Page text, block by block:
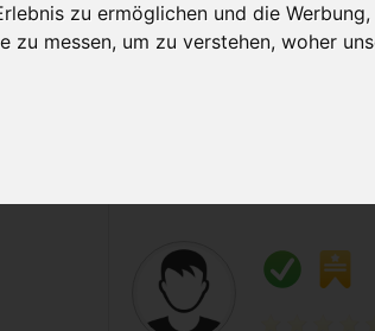
zu ermöglichen und die Werbung,
messen, um zu verstehen, woher
/ Lehrgänge Hilfe / FAQ